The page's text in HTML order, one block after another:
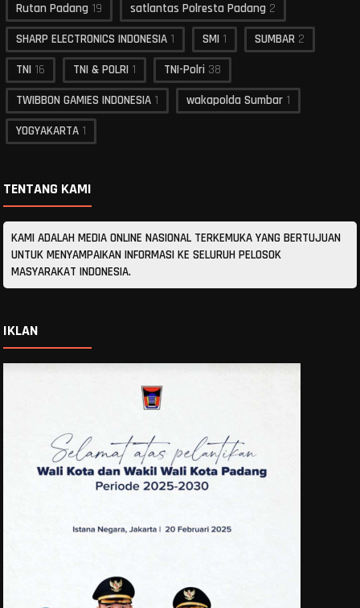
Rutan Padang 19 satlantas Polresta Padang 2
SHARP ELECTRONICS INDONESIA 1 SMI 1 SUMBAR 2
TNI 16 TNI & POLRI 1 TNI-Polri 38
TWIBBON GAMIES INDONESIA 1 wakapolda Sumbar 1
YOGYAKARTA 1
TENTANG KAMI
KAMI ADALAH MEDIA ONLINE NASIONAL TERKEMUKA YANG BERTUJUAN
UNTUK MENYAMPAIKAN INFORMASI KE SELURUH PELOSOK
MASYARAKAT INDONESIA.
IKLAN